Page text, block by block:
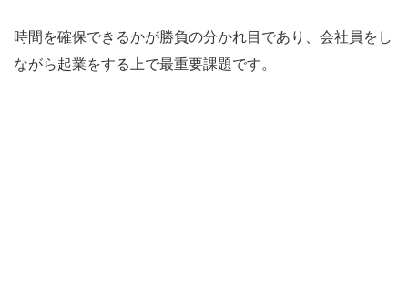
時間を確保できるかが勝負の分かれ目であり、会社員をし
ながら起業をする上で最重要課題です。